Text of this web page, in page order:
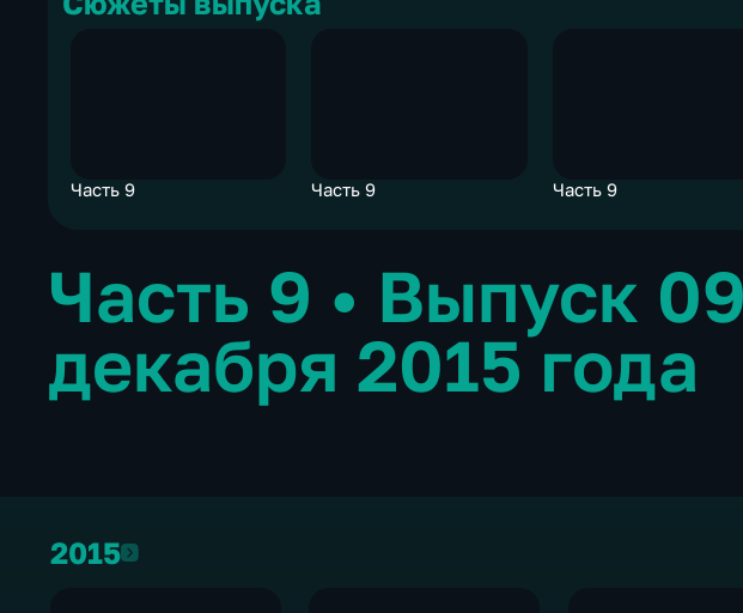
Часть 9 Часть 9 Часть 9
Часть 9 • Выпуск 09
декабря 2015 года
20152015